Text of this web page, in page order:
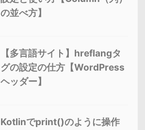
の並べ方】
【多言語サイト】hreflangタ
グの設定の仕方【WordPress
ヘッダー】
Kotlinでprint()のように操作